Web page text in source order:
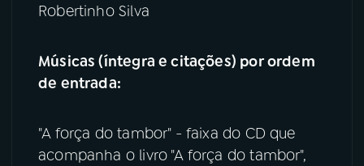
Robertinho Silva
Músicas (íntegra e citações) por ordem
de entrada:
"A força do tambor" - faixa do CD que
acompanha o livro "A força do tambor",